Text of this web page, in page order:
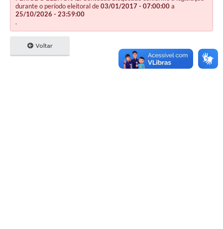
durante o período eleitoral de03/01/2017 - 07:00:00a
25/10/2026 - 23:59:00
.
Voltar